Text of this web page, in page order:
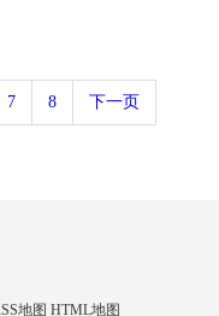
7 8 下一页
地图 HTML地图